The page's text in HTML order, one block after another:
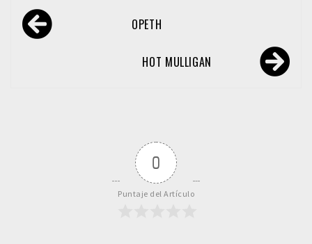
Navegación
de OPETH
HOT MULLIGAN
0
Puntaje del Artículo